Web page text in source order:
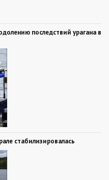
последствий урагана в
стабилизировалась